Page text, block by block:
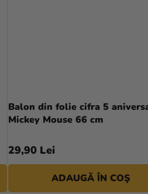
Balon din folie cifra 5
Mickey Mouse 66 cm
29,90 Lei
ADAUGĂ ÎN COŞ